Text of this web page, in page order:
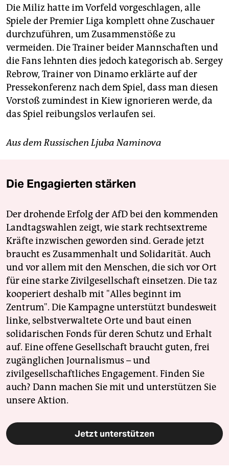
Die Miliz hatte im Vorfeld vorgeschlagen, alle
Spiele der Premier Liga komplett ohne Zuschauer
durchzuführen, um Zusammenstöße zu
vermeiden. Die Trainer beider Mannschaften und
die Fans lehnten dies jedoch kategorisch ab. Sergey
Rebrow, Trainer von Dinamo erklärte auf der
Pressekonferenz nach dem Spiel, dass man diesen
Vorstoß zumindest in Kiew ignorieren werde, da
das Spiel reibungslos verlaufen sei.
Aus dem Russischen Ljuba Naminova
Die Engagierten stärken
Der drohende Erfolg der AfD bei den kommenden
Landtagswahlen zeigt, wie stark rechtsextreme
Kräfte inzwischen geworden sind. Gerade jetzt
braucht es Zusammenhalt und Solidarität. Auch
und vor allem mit den Menschen, die sich vor Ort
für eine starke Zivilgesellschaft einsetzen. Die taz
kooperiert deshalb mit "Alles beginnt im
Zentrum". Die Kampagne unterstützt bundesweit
linke, selbstverwaltete Orte und baut einen
solidarischen Fonds für deren Schutz und Erhalt
auf. Eine offene Gesellschaft braucht guten, frei
zugänglichen Journalismus – und
zivilgesellschaftliches Engagement. Finden Sie
auch? Dann machen Sie mit und unterstützen Sie
unsere Aktion.
Jetzt unterstützen